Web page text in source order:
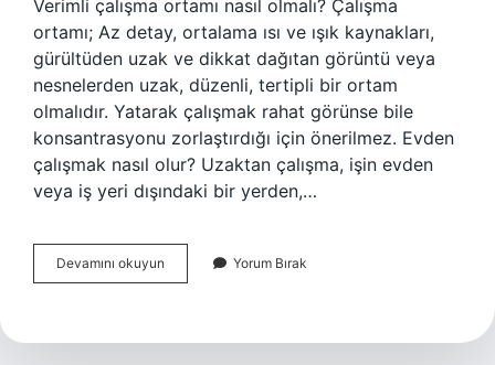
Verimli çalışma ortamı nasıl olmalı? Çalışma
ortamı; Az detay, ortalama ısı ve ışık kaynakları,
gürültüden uzak ve dikkat dağıtan görüntü veya
nesnelerden uzak, düzenli, tertipli bir ortam
olmalıdır. Yatarak çalışmak rahat görünse bile
konsantrasyonu zorlaştırdığı için önerilmez. Evden
çalışmak nasıl olur? Uzaktan çalışma, işin evden
veya iş yeri dışındaki bir yerden,…
Devamını okuyun
Çalışma
Olmalıdır
Yorum Bırak